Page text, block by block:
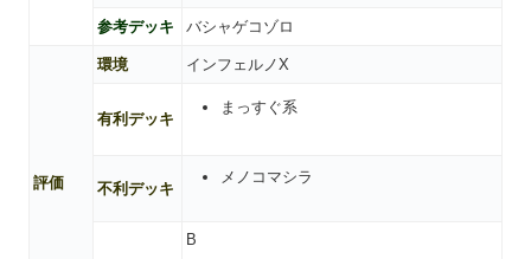
参考デッキ バシャゲコゾロ
評価
環境 インフェルノX
有利デッキ
まっすぐ系
不利デッキ
メノコマシラ
B